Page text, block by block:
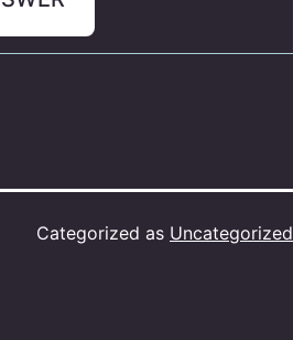
Categorized as Uncategorized